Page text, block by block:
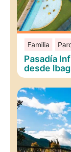
Familia
Pasadía
desde